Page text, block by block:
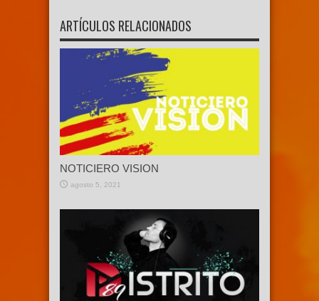
ARTÍCULOS RELACIONADOS
NOTICIERO VISION
agosto 5, 2021